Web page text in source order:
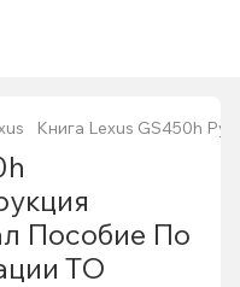
Книга Lexus GS450h
Пособие По
ТО